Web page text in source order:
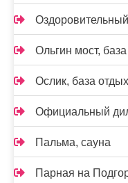
Ольгин мост,
Ослик, база
Официальный
Пальма, сауна
Парная на